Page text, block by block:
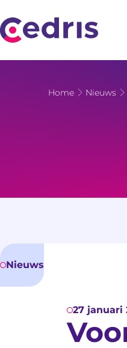
Ga naar de inhoud
Home Nieuws
27 januari
Nieuws